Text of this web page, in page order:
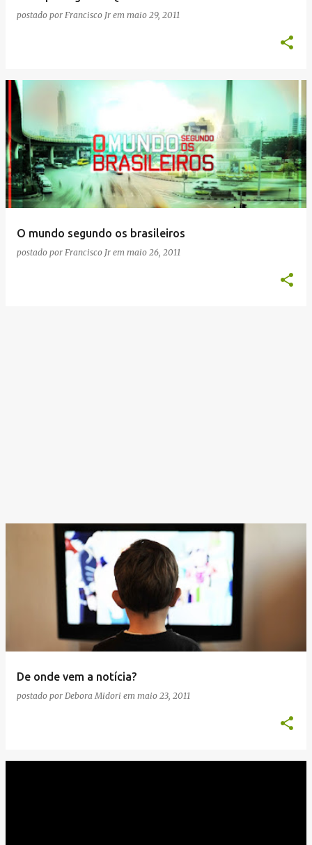
postado por Francisco Jr em maio 29, 2011
O mundo segundo os brasileiros
postado por Francisco Jr em maio 26, 2011
De onde vem a notícia?
postado por Debora Midori em maio 23, 2011